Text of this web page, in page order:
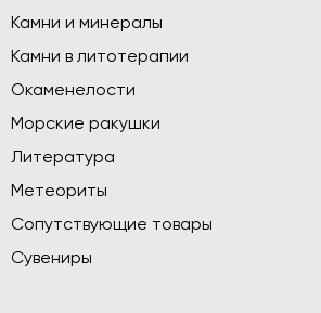
Камни и минералы
Камни в литотерапии
Окаменелости
Морские ракушки
Литература
Метеориты
Сопутствующие товары
Сувениры